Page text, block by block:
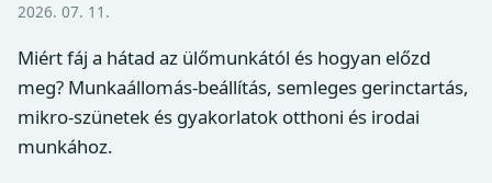
2026. 07. 11.
Miért fáj a hátad az ülőmunkától és hogyan előzd
meg? Munkaállomás-beállítás, semleges gerinctartás,
mikro-szünetek és gyakorlatok otthoni és irodai
munkához.